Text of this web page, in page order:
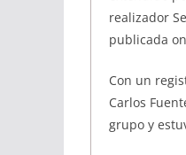
realizador
publicada
Con un
Carlos
grupo y